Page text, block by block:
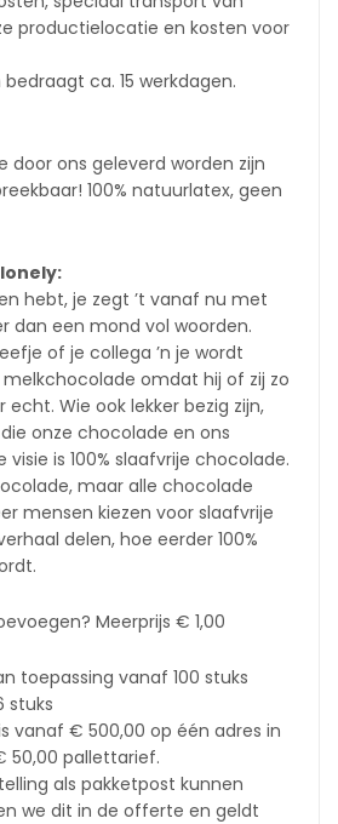
productielocatie en kosten voor
ca. 15 werkdagen.
door ons geleverd worden zijn
100% natuurlatex, geen
hebt, je zegt ’t vanaf nu met
dan een mond vol woorden.
of je collega ’n je wordt
omdat hij of zij zo
echt. Wie ook lekker bezig zijn,
onze chocolade en ons
visie is 100% slaafvrije chocolade.
maar alle chocolade
mensen kiezen voor slaafvrije
delen, hoe eerder 100%
Meerprijs € 1,00
toepassing vanaf 100 stuks
stuks
vanaf € 500,00 op één adres in
50,00 pallettarief.
als pakketpost kunnen
we dit in de offerte en geldt